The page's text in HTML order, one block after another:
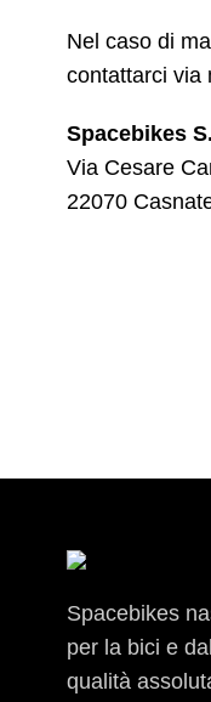
Nel caso di
contattarci via
Spacebikes
Via Cesare
22070
Spacebikes
per la bici e
qualità